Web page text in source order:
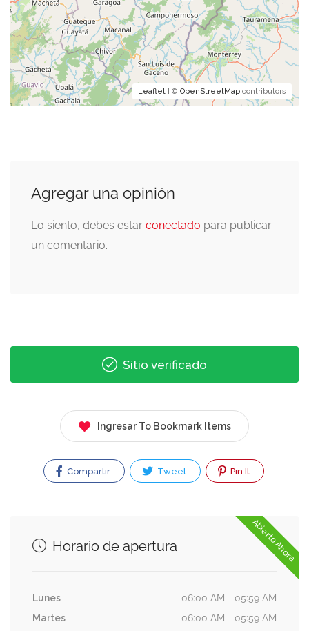
Leaflet | © OpenStreetMap contributors
Agregar una opinión
Lo siento, debes estar conectado para publicar
un comentario.
Sitio verificado
Ingresar To Bookmark Items
Compartir Tweet Pin It
Abierto Ahora
Horario de apertura
Lunes
06:00 AM - 05:59 AM
Martes
06:00 AM - 05:59 AM